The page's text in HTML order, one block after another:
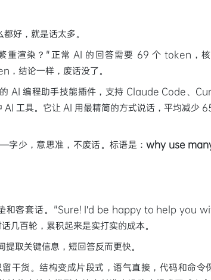
好，就是话太多。
重渲染？"正常 AI 的回答需要 69 个 token，
结论一样，废话没了。
AI 编程助手技能插件，支持 Claude Code、
工具。它让 AI 用最精简的方式说话，平均减少
少，意思准，不废话。标语是：why use
和客套话。"Sure! I'd be happy to help you
百轮，累积起来是实打实的成本。
取关键信息，短回答反而更快。
干货。结构变成片段式，语气直接，代码和命令